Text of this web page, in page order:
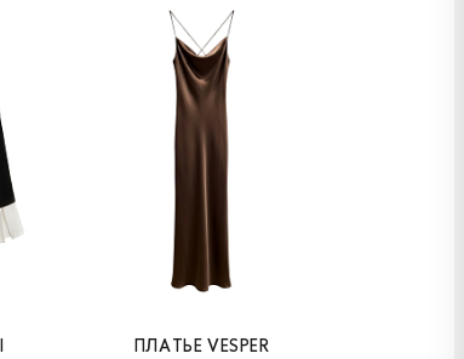
ПЛАТЬЕ VESPER